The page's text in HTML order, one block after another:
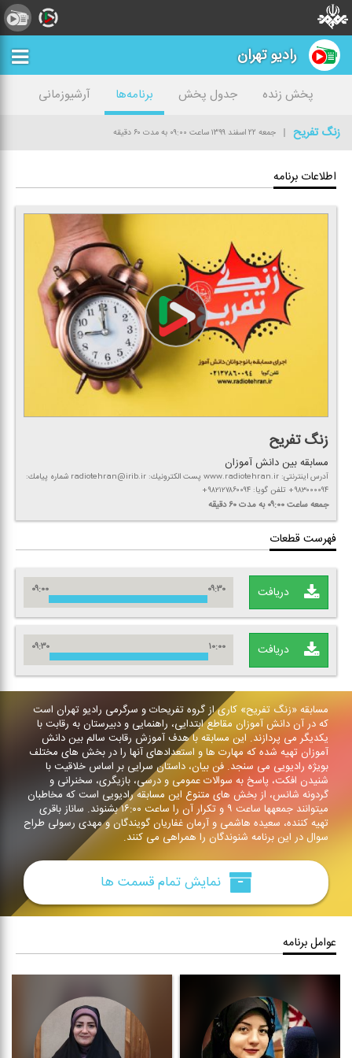
رادیو تهران
پخش زنده جدول پخش برنامه‌ها
آرشیوزمانی
زنگ تفریح
جمعه ۲۲ اسفند ۱۳۹۹ ساعت ۰۹:۰۰ به مدت ۶۰ دقیقه
اطلاعات برنامه
زنگ تفریح
مسابقه بین دانش آموزان
آدرس اینترنتی: www.radiotehran.ir پست الكترونیك: radiotehran@irib.ir شماره پیامك:
۹۸۳۰۰۰۰۹۴+ تلفن گویا: ۹۸۲۱۲۷۸۶۰۰۹۴+
جمعهساعت ۰۹:۰۰ به مدت ۶۰ دقیقه
فهرست قطعات
دریافت ۰۹:۰۰ ۰۹:۳۰
دریافت ۰۹:۳۰ ۱۰:۰۰
مسابقه «زنگ تفریح» كاری از گروه تفریحات و سرگرمی رادیو تهران است
كه در آن دانش آموزان مقاطع ابتدایی، راهنمایی و دبیرستان به رقابت با
یكدیگر می پردازند. این مسابقه با هدف آموزش رقابت سالم بین دانش
آموزان تهیه شده كه مهارت ها و استعدادهای آنها را در بخش های مختلف
بویژه رادیویی می سنجد. فن بیان، داستان سرایی بر اساس خلاقیت با
شنیدن افكت، پاسخ به سوالات عمومی و درسی، بازیگری، سخنرانی و
گردونه شانس، از بخش های متنوع این مسابقه رادیویی است كه مخاطبان
می‎توانند جمعه‎ها ساعت ۹ و تكرار آن را ساعت ۱۶:۰۰ بشنوند. ساناز باقری
تهیه كننده، سعیده هاشمی و آرمان غفاریان گویندگان و مهدی رسولی طراح
سوال در این برنامه شنوندگان را همراهی می كنند.
نمایش تمام قسمت ها
عوامل برنامه